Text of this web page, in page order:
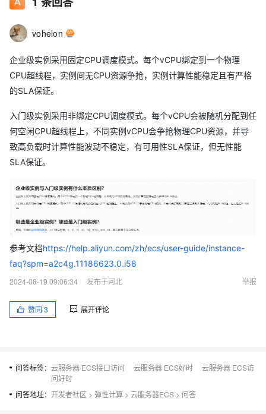
vohelon
企业级实例采用固定CPU调度模式。每个vCPU绑定到一个物理
CPU超线程，实例间无CPU资源争抢，实例计算性能稳定且有严格
的SLA保证。
入门级实例采用非绑定CPU调度模式。每个vCPU会被随机分配到任
何空闲CPU超线程上，不同实例vCPU会争抢物理CPU资源，并导
致高负载时计算性能波动不稳定，有可用性SLA保证，但无性能
SLA保证。
参考文档https://help.aliyun.com/zh/ecs/user-guide/instance-
faq?spm=a2c4g.11186623.0.i58
2024-08-19 09:06:34
发布于河北 举报
赞同 3 展开评论
问答标签： 云服务器 ECS接口访问 云服务器 ECS好时
云服务器 ECS访
问好时
问答地址： 开发者社区 > 弹性计算 > 云服务器ECS > 问答